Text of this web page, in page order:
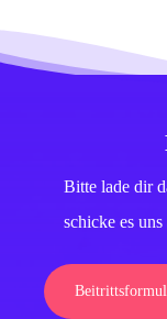
Bitte lade dir
schicke es